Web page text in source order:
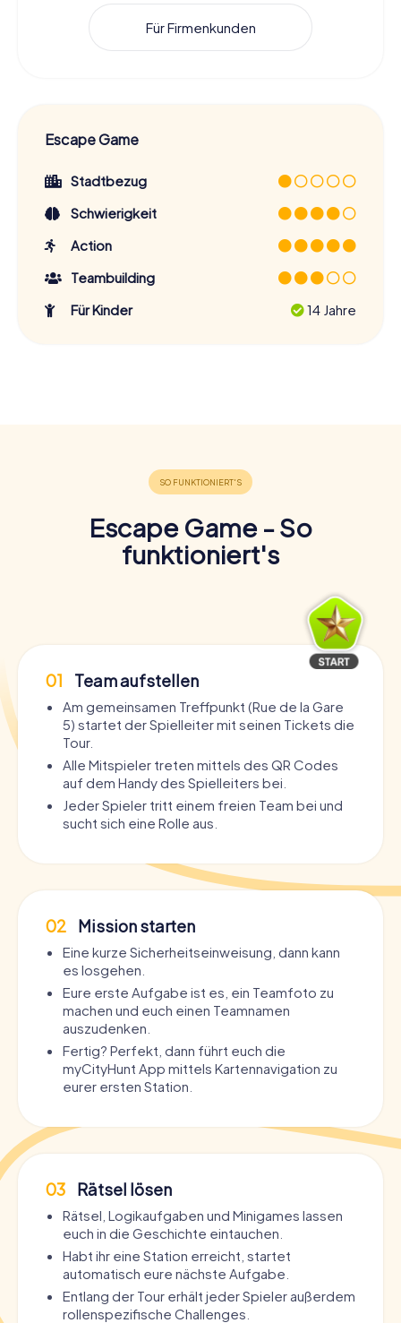
Für Firmenkunden
Escape Game
Stadtbezug
Schwierigkeit
Action
Teambuilding
Für Kinder
14 Jahre
Escape Game - So
funktioniert's
01 Team aufstellen
Am gemeinsamen Treffpunkt (Rue de la Gare
5) startet der Spielleiter mit seinen Tickets die
Tour.
Alle Mitspieler treten mittels des QR Codes
auf dem Handy des Spielleiters bei.
Jeder Spieler tritt einem freien Team bei und
sucht sich eine Rolle aus.
02 Mission starten
Eine kurze Sicherheitseinweisung, dann kann
es losgehen.
Eure erste Aufgabe ist es, ein Teamfoto zu
machen und euch einen Teamnamen
auszudenken.
Fertig? Perfekt, dann führt euch die
myCityHunt App mittels Kartennavigation zu
eurer ersten Station.
03 Rätsel lösen
Rätsel, Logikaufgaben und Minigames lassen
euch in die Geschichte eintauchen.
Habt ihr eine Station erreicht, startet
automatisch eure nächste Aufgabe.
Entlang der Tour erhält jeder Spieler außerdem
rollenspezifische Challenges.